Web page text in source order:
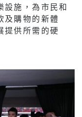
設施，為市民和
及購物的新體
提供所需的硬